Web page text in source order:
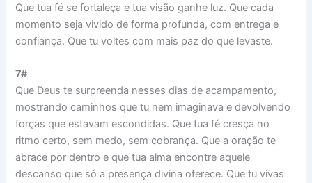
Que tua fé se fortaleça e tua visão ganhe luz. Que cada
momento seja vivido de forma profunda, com entrega e
confiança. Que tu voltes com mais paz do que levaste.
7#
Que Deus te surpreenda nesses dias de acampamento,
mostrando caminhos que tu nem imaginava e devolvendo
forças que estavam escondidas. Que tua fé cresça no
ritmo certo, sem medo, sem cobrança. Que a oração te
abrace por dentro e que tua alma encontre aquele
descanso que só a presença divina oferece. Que tu vivas